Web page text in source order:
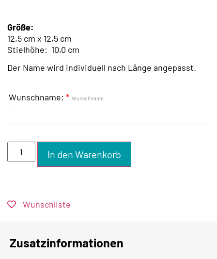
Größe:
12,5 cm x 12,5 cm
Stielhöhe: 10,0 cm
Der Name wird individuell nach Länge angepasst.
Wunschname: * Wunschname
In den Warenkorb
Wunschliste
Zusatzinformationen